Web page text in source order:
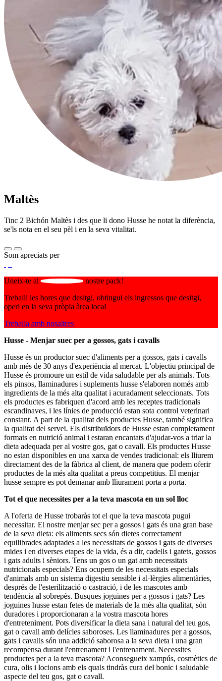
Maltès
Tinc 2 Bichón Maltès i des que li dono Husse he notat la diferència,
se'ls nota en el seu pèl i en la seva vitalitat.
Som apreciats per
Uneix-te al
nostre pack!
Treballi les hores que desitgi, obtingui els ingressos que desitgi,
operi en la seva pròpia àrea local
Treballa amb nosaltres
Husse - Menjar suec per a gossos, gats i cavalls
Husse és un productor suec d'aliments per a gossos, gats i cavalls
amb més de 30 anys d'experiència al mercat. L'objectiu principal de
Husse és promoure un estil de vida saludable per als animals. Tots
els pinsos, llaminadures i suplements husse s'elaboren només amb
ingredients de la més alta qualitat i acuradament seleccionats. Tots
els productes es fabriquen d'acord amb les receptes tradicionals
escandinaves, i les línies de producció estan sota control veterinari
constant. A part de la qualitat dels productes Husse, també significa
la qualitat del servei. Els distribuïdors de Husse estan completament
formats en nutrició animal i estaran encantats d'ajudar-vos a triar la
dieta adequada per al vostre gos, gat o cavall. Els productes Husse
no estan disponibles en una xarxa de vendes tradicional: els lliurem
directament des de la fàbrica al client, de manera que podem oferir
productes de la més alta qualitat a preus competitius. El menjar
husse sempre es pot demanar amb lliurament porta a porta.
Tot el que necessites per a la teva mascota en un sol lloc
A l'oferta de Husse trobaràs tot el que la teva mascota pugui
necessitar. El nostre menjar sec per a gossos i gats és una gran base
de la seva dieta: els aliments secs són dietes correctament
equilibrades adaptades a les necessitats de gossos i gats de diverses
mides i en diverses etapes de la vida, és a dir, cadells i gatets, gossos
i gats adults i sèniors. Tens un gos o un gat amb necessitats
nutricionals especials? Ens ocupem de les necessitats especials
d'animals amb un sistema digestiu sensible i al·lèrgies alimentàries,
després de l'esterilització o castració, i de les mascotes amb
tendència al sobrepès. Busques joguines per a gossos i gats? Les
joguines husse estan fetes de materials de la més alta qualitat, són
duradores i proporcionaran a la vostra mascota hores
d'entreteniment. Pots diversificar la dieta sana i natural del teu gos,
gat o cavall amb delícies saboroses. Les llaminadures per a gossos,
gats i cavalls són una addició saborosa a la seva dieta i una gran
recompensa durant l'entrenament i l'entrenament. Necessites
productes per a la teva mascota? Aconsegueix xampús, cosmètics de
cura, olis i locions amb els quals tindràs cura del bonic i saludable
aspecte del teu gos, gat o cavall.